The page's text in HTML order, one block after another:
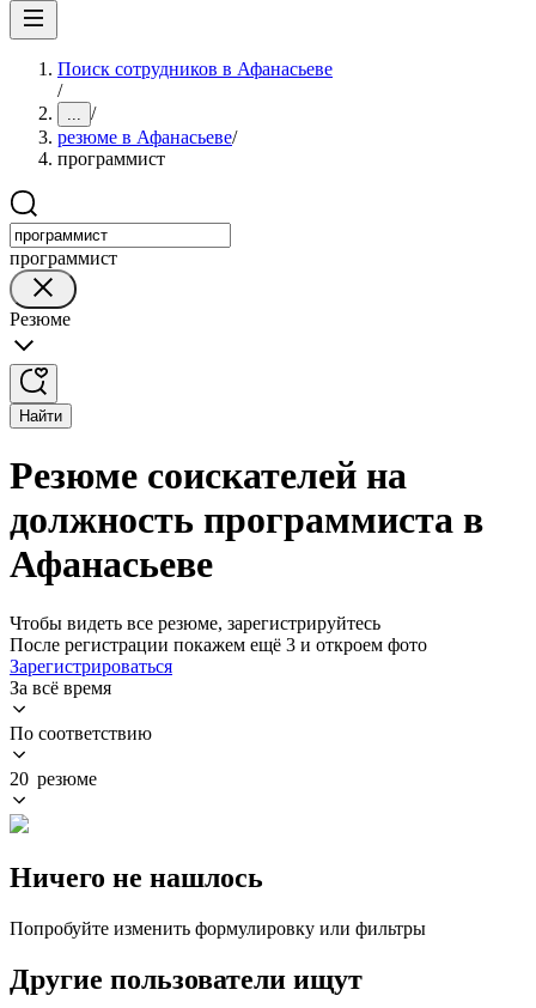
Поиск сотрудников в Афанасьеве
/
... /
резюме в Афанасьеве/
программист
программист
Резюме
Найти
Резюме соискателей на
должность программиста в
Афанасьеве
Чтобы видеть все резюме, зарегистрируйтесь
После регистрации покажем ещё 3 и откроем фото
Зарегистрироваться
За всё время
По соответствию
20 резюме
Ничего не нашлось
Попробуйте изменить формулировку или фильтры
Другие пользователи ищут